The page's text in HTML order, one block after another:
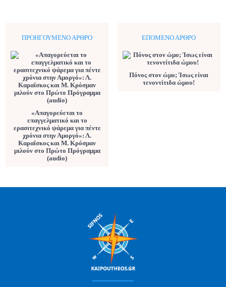
ΠΡΟΗΓΟΎΜΕΝΟ ΆΡΘΡΟ
«Απαγορεύεται το
επαγγελματικό και το
ερασιτεχνικό ψάρεμα για πέντε
χρόνια στην Αμοργό»: Λ.
Καραΐσκος και Μ. Κρόσμαν
μιλούν στο Πρώτο Πρόγραμμα
(audio)
ΕΠΌΜΕΝΟ ΆΡΘΡΟ
Πόνος στον ώμο; Ίσως είναι
τενοντίτιδα ώμου!